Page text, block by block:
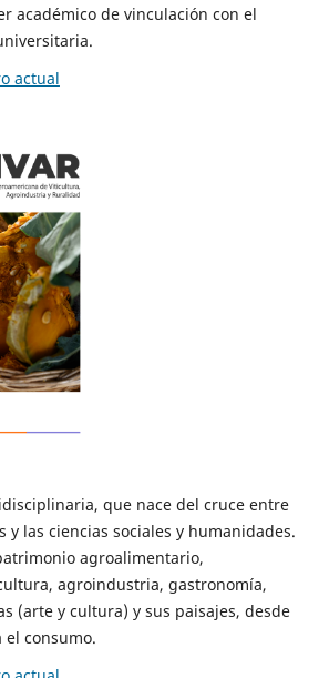
académico de vinculación con el
actual
que nace del cruce entre
y las ciencias sociales y humanidades.
agroalimentario,
agroindustria, gastronomía,
(arte y cultura) y sus paisajes, desde
consumo.